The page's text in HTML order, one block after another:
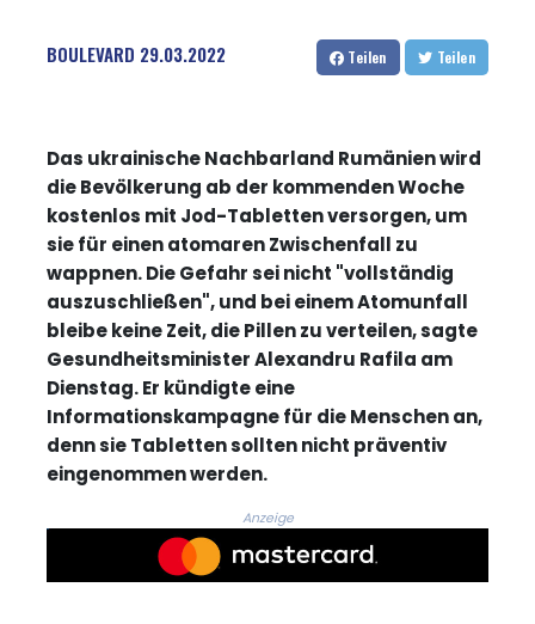
BOULEVARD 29.03.2022 Teilen Teilen
Das ukrainische Nachbarland Rumänien wird
die Bevölkerung ab der kommenden Woche
kostenlos mit Jod-Tabletten versorgen, um
sie für einen atomaren Zwischenfall zu
wappnen. Die Gefahr sei nicht "vollständig
auszuschließen", und bei einem Atomunfall
bleibe keine Zeit, die Pillen zu verteilen, sagte
Gesundheitsminister Alexandru Rafila am
Dienstag. Er kündigte eine
Informationskampagne für die Menschen an,
denn sie Tabletten sollten nicht präventiv
eingenommen werden.
Anzeige